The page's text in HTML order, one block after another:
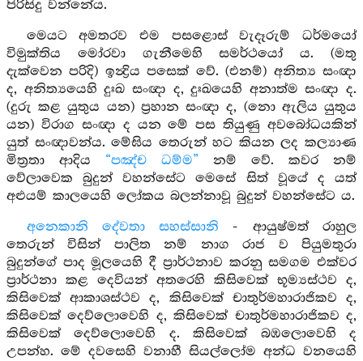
පිරිසිදු වන්නේය.
මෙයට අමතරව එම පසළොස් වැදෑරුම් ධර්මයෝ
විමුක්තිය මෝරවා ගැනීමෙහි සමර්ථයෝ ය. (මතු
දැක්වෙන පරිදි) ඉන්‍ද්‍රිය පසෙක් වේ. (එනම්) අනිත්‍ය සංඥා
ද, අනිත්‍යයෙහි දුඃඛ සංඥා ද, දුඃඛයෙහි අනාත්ම සංඥා ද.
(දුරු කළ යුතුය යන) ප්‍රහාන සංඥා ද, (නො ඇලිය යුතුය
යන) විරාග සංඥා ද යන මේ පස තියුණු අවබෝධයකින්
යුත් සංඥාවන්ය. මේඝිය තෙරුන් හට කියන ලද කල්‍යාණ
මිත්‍රතා ආදිය “පඤ්ච ධම්ම” නම් වේ. කවර නම්
වේලාවෙක බුදුන් වහන්සේට මෙසේ සිත් වූයේ ද යත්
අළුයම් කාලයෙහි ලෝකය බලන්නාවූ බුදුන් වහන්සේට ය.
අනෙකානි දේවතා සහස්සානි - ආයුෂ්මත් රාහුල
තෙරුන් විසින් පාලිත නම් නාග රාජ ව පියුමතුරා
බුදුන්ගේ පාද මූලයෙහි දී ප්‍රාර්ථනාව කරනු සමගම එක්වර
ප්‍රාර්ථනා කළ දෙවියන් අතරෙහි කිසිවෙක් භූම්‍යස්ථව ද,
කිසිවෙක් ආකාශස්ථව ද, කිසිවෙක් චාතුර්මහාරාජිකව ද,
කිසිවෙක් දෙව්ලොවෙහි ද, කිසිවෙක් චාතුර්මහාරාජිකව ද,
කිසිවෙක් දෙව්ලොවෙහි ද. කිසිවෙක් බඹලොවෙහි ද
උපන්හ. මේ දවසෙහි වනාහී සියල්ලෝම අන්ධ වනයෙහි